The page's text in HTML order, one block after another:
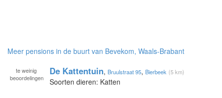
Meer pensions in de buurt van Bevekom, Waals-Brabant
te weinig
beoordelingen
De Kattentuin, Bruulstraat 95, Bierbeek (5 km)
Soorten dieren: Katten